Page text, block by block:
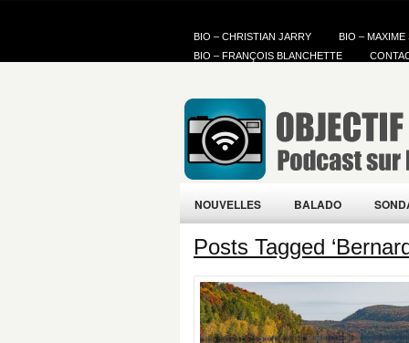
BIO – CHRISTIAN JARRY BIO – MAXIME
BIO – FRANÇOIS BLANCHETTE
NOUVELLES BALADO
Posts Tagged